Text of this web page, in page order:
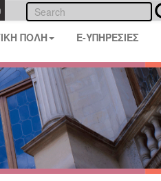
ΠΟΛΗ E-ΥΠΗΡΕΣΙΕΣ